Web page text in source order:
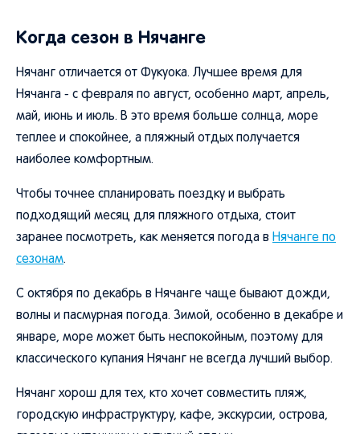
Когда сезон в Нячанге
Нячанг отличается от Фукуока. Лучшее время для
Нячанга - с февраля по август, особенно март, апрель,
май, июнь и июль. В это время больше солнца, море
теплее и спокойнее, а пляжный отдых получается
наиболее комфортным.
Чтобы точнее спланировать поездку и выбрать
подходящий месяц для пляжного отдыха, стоит
заранее посмотреть, как меняется погода в Нячанге по
сезонам.
С октября по декабрь в Нячанге чаще бывают дожди,
волны и пасмурная погода. Зимой, особенно в декабре и
январе, море может быть неспокойным, поэтому для
классического купания Нячанг не всегда лучший выбор.
Нячанг хорош для тех, кто хочет совместить пляж,
городскую инфраструктуру, кафе, экскурсии, острова,